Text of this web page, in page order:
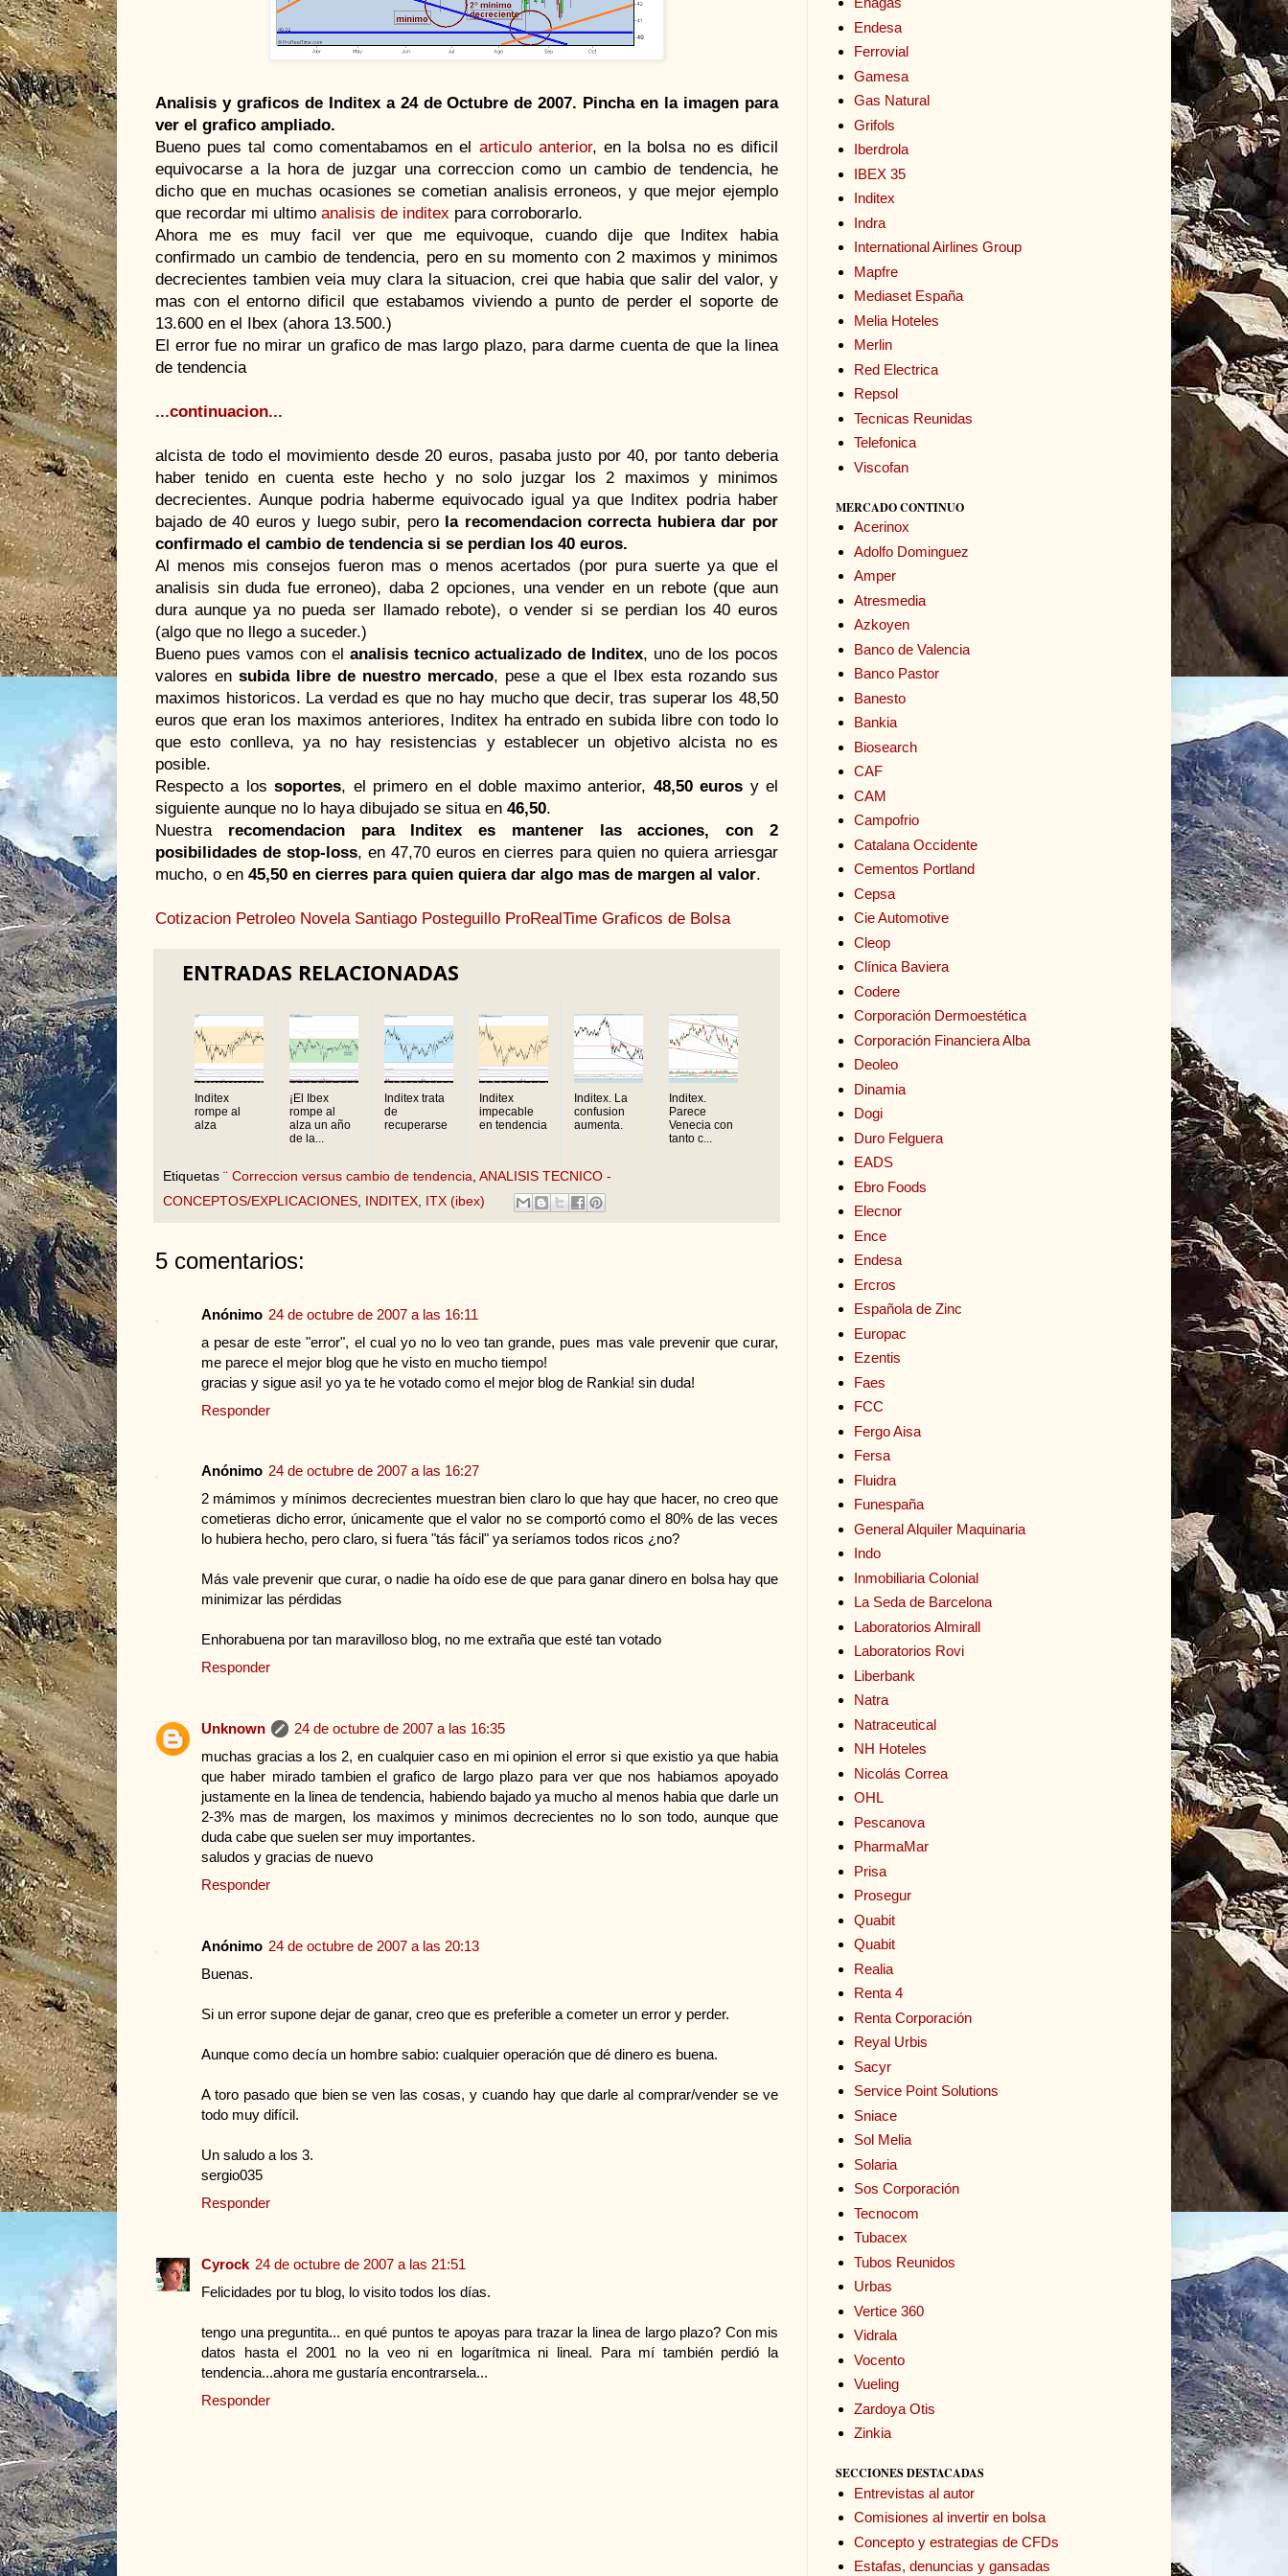
Analisis y graficos de Inditex a 24 de Octubre de 2007. Pincha en la imagen para
ver el grafico ampliado.
Bueno pues tal como comentabamos en el articulo anterior, en la bolsa no es dificil
equivocarse a la hora de juzgar una correccion como un cambio de tendencia, he
dicho que en muchas ocasiones se cometian analisis erroneos, y que mejor ejemplo
que recordar mi ultimo analisis de inditex para corroborarlo.
Ahora me es muy facil ver que me equivoque, cuando dije que Inditex habia
confirmado un cambio de tendencia, pero en su momento con 2 maximos y minimos
decrecientes tambien veia muy clara la situacion, crei que habia que salir del valor, y
mas con el entorno dificil que estabamos viviendo a punto de perder el soporte de
13.600 en el Ibex (ahora 13.500.)
El error fue no mirar un grafico de mas largo plazo, para darme cuenta de que la linea
de tendencia
...continuacion...
alcista de todo el movimiento desde 20 euros, pasaba justo por 40, por tanto deberia
haber tenido en cuenta este hecho y no solo juzgar los 2 maximos y minimos
decrecientes. Aunque podria haberme equivocado igual ya que Inditex podria haber
bajado de 40 euros y luego subir, pero la recomendacion correcta hubiera dar por
confirmado el cambio de tendencia si se perdian los 40 euros.
Al menos mis consejos fueron mas o menos acertados (por pura suerte ya que el
analisis sin duda fue erroneo), daba 2 opciones, una vender en un rebote (que aun
dura aunque ya no pueda ser llamado rebote), o vender si se perdian los 40 euros
(algo que no llego a suceder.)
Bueno pues vamos con el analisis tecnico actualizado de Inditex, uno de los pocos
valores en subida libre de nuestro mercado, pese a que el Ibex esta rozando sus
maximos historicos. La verdad es que no hay mucho que decir, tras superar los 48,50
euros que eran los maximos anteriores, Inditex ha entrado en subida libre con todo lo
que esto conlleva, ya no hay resistencias y establecer un objetivo alcista no es
posible.
Respecto a lossoportes, el primero en el doble maximo anterior, 48,50 euros y el
siguiente aunque no lo haya dibujado se situa en 46,50.
Nuestra recomendacion para Inditex es mantener las acciones, con 2
posibilidades de stop-loss, en 47,70 euros en cierres para quien no quiera arriesgar
mucho, o en 45,50 en cierres para quien quiera dar algo mas de margen al valor.
Cotizacion Petroleo Novela Santiago Posteguillo ProRealTime Graficos de Bolsa
ENTRADAS RELACIONADAS
Inditex
rompe al
alza
¡El Ibex
rompe al
alza un año
de la...
Inditex trata
de
recuperarse
Inditex
impecable
en tendencia
Inditex. La
confusion
aumenta.
Inditex.
Parece
Venecia con
tanto c...
Etiquetas ¨ Correccion versus cambio de tendencia ANALISIS TECNICO -
CONCEPTOS/EXPLICACIONES
INDITEX ITX (ibex)
5 comentarios:
Anónimo 24 de octubre de 2007 a las 16:11
a pesar de este "error", el cual yo no lo veo tan grande, pues mas vale prevenir que curar,
me parece el mejor blog que he visto en mucho tiempo!
gracias y sigue asi! yo ya te he votado como el mejor blog de Rankia! sin duda!
Responder
Anónimo 24 de octubre de 2007 a las 16:27
2 mámimos y mínimos decrecientes muestran bien claro lo que hay que hacer, no creo que
cometieras dicho error, únicamente que el valor no se comportó como el 80% de las veces
lo hubiera hecho, pero claro, si fuera "tás fácil" ya seríamos todos ricos ¿no?
Más vale prevenir que curar, o nadie ha oído ese de que para ganar dinero en bolsa hay que
minimizar las pérdidas
Enhorabuena por tan maravilloso blog, no me extraña que esté tan votado
Responder
Unknown
24 de octubre de 2007 a las 16:35
muchas gracias a los 2, en cualquier caso en mi opinion el error si que existio ya que habia
que haber mirado tambien el grafico de largo plazo para ver que nos habiamos apoyado
justamente en la linea de tendencia, habiendo bajado ya mucho al menos habia que darle un
2-3% mas de margen, los maximos y minimos decrecientes no lo son todo, aunque que
duda cabe que suelen ser muy importantes.
saludos y gracias de nuevo
Responder
Anónimo 24 de octubre de 2007 a las 20:13
Buenas.
Si un error supone dejar de ganar, creo que es preferible a cometer un error y perder.
Aunque como decía un hombre sabio: cualquier operación que dé dinero es buena.
A toro pasado que bien se ven las cosas, y cuando hay que darle al comprar/vender se ve
todo muy difícil.
Un saludo a los 3.
sergio035
Responder
Cyrock 24 de octubre de 2007 a las 21:51
Felicidades por tu blog, lo visito todos los días.
tengo una preguntita... en qué puntos te apoyas para trazar la linea de largo plazo? Con mis
datos hasta el 2001 no la veo ni en logarítmica ni lineal. Para mí también perdió la
tendencia...ahora me gustaría encontrarsela...
Responder
Endesa
Ferrovial
Gamesa
Gas Natural
Grifols
Iberdrola
IBEX 35
Inditex
Indra
International Airlines Group
Mapfre
Mediaset España
Melia Hoteles
Merlin
Red Electrica
Repsol
Tecnicas Reunidas
Telefonica
Viscofan
MERCADO CONTINUO
Acerinox
Adolfo Dominguez
Amper
Atresmedia
Azkoyen
Banco de Valencia
Banco Pastor
Banesto
Bankia
Biosearch
CAF
CAM
Campofrio
Catalana Occidente
Cementos Portland
Cepsa
Cie Automotive
Cleop
Clínica Baviera
Codere
Corporación Dermoestética
Corporación Financiera Alba
Deoleo
Dinamia
Dogi
Duro Felguera
EADS
Ebro Foods
Elecnor
Ence
Endesa
Ercros
Española de Zinc
Europac
Ezentis
Faes
FCC
Fergo Aisa
Fersa
Fluidra
Funespaña
General Alquiler Maquinaria
Indo
Inmobiliaria Colonial
La Seda de Barcelona
Laboratorios Almirall
Laboratorios Rovi
Liberbank
Natra
Natraceutical
NH Hoteles
Nicolás Correa
OHL
Pescanova
PharmaMar
Prisa
Prosegur
Quabit
Quabit
Realia
Renta 4
Renta Corporación
Reyal Urbis
Sacyr
Service Point Solutions
Sniace
Sol Melia
Solaria
Sos Corporación
Tecnocom
Tubacex
Tubos Reunidos
Urbas
Vertice 360
Vidrala
Vocento
Vueling
Zardoya Otis
Zinkia
SECCIONES DESTACADAS
Entrevistas al autor
Comisiones al invertir en bolsa
Concepto y estrategias de CFDs
Estafas, denuncias y gansadas